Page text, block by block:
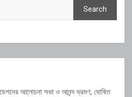
Search
আলোচনা সভা ও আনন্দ ভ্রমণ, ঘোষিত